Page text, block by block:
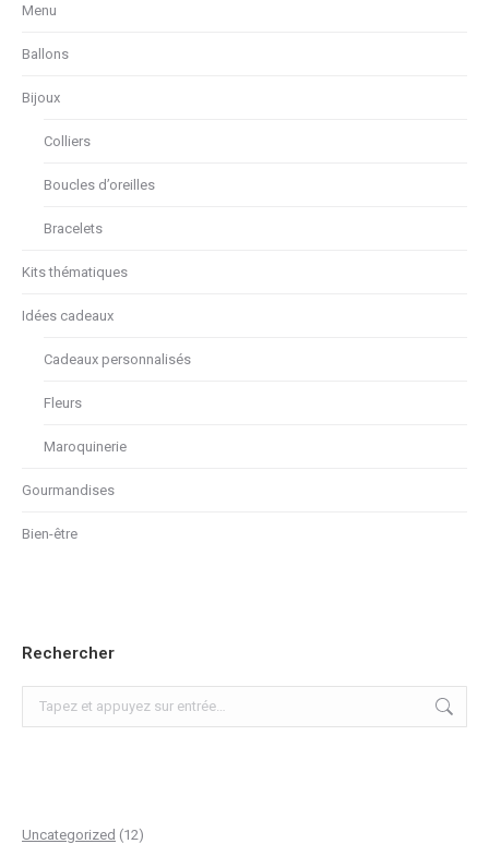
Menu
Ballons
Bijoux
Colliers
Boucles d’oreilles
Bracelets
Kits thématiques
Idées cadeaux
Cadeaux personnalisés
Fleurs
Maroquinerie
Gourmandises
Bien-être
Rechercher
Uncategorized 1212